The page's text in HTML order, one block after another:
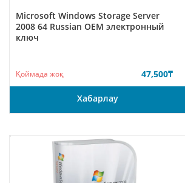
Microsoft Windows Storage Server
2008 64 Russian ОЕМ электронный
ключ
Қоймада жоқ 47,500₸
Хабарлау